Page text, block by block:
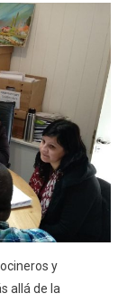
y
allá de la